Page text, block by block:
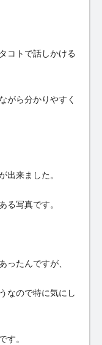
コトで話しかける
がら分かりやすく
出来ました。
る写真です。
ったんですが、
なので特に気にし
す。